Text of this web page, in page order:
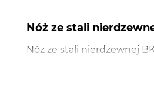
Nóż ze stali
Nóż ze stali nierdzewnej
wydajność urządzenia.
dotychczasowy nóż straci